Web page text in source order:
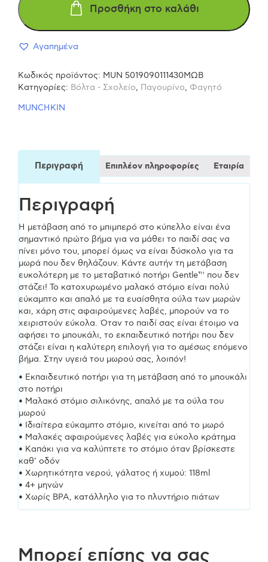
CUP
118ml
με
-
ΜΩΒ
ποσότητα
Προσθήκη στο καλάθι
Αγαπημένα
Κωδικός προϊόντος: MUN 5019090111430MΩΒ
Κατηγορίες: Βόλτα - Σχολείο, Παγουρίνο, Φαγητό
MUNCHKIN
Περιγραφή Επιπλέον πληροφορίες Εταιρία
Περιγραφή
Η μετάβαση από το μπιμπερό στο κύπελλο είναι ένα
σημαντικό πρώτο βήμα για να μάθει το παιδί σας να
πίνει μόνο του, μπορεί όμως να είναι δύσκολο για τα
μωρά που δεν θηλάζουν. Κάντε αυτήν τη μετάβαση
ευκολότερη με το μεταβατικό ποτήρι Gentle™ που δεν
στάζει! Το κατοχυρωμένο μαλακό στόμιο είναι πολύ
εύκαμπτο και απαλό με τα ευαίσθητα ούλα των μωρών
και, χάρη στις αφαιρούμενες λαβές, μπορούν να το
χειριστούν εύκολα. Όταν το παιδί σας είναι έτοιμο να
αφήσει το μπουκάλι, το εκπαιδευτικό ποτήρι που δεν
στάζει είναι η καλύτερη επιλογή για το αμέσως επόμενο
βήμα. Στην υγειά του μωρού σας, λοιπόν!
• Εκπαιδευτικό ποτήρι για τη μετάβαση από το μπουκάλι
στο ποτήρι
• Μαλακό στόμιο σιλικόνης, απαλό με τα ούλα του
μωρού
• Ιδιαίτερα εύκαμπτο στόμιο, κινείται από το μωρό
• Μαλακές αφαιρούμενες λαβές για εύκολο κράτημα
• Καπάκι για να καλύπτετε το στόμιο όταν βρίσκεστε
καθ’ οδόν
• Χωρητικότητα νερού, γάλατος ή χυμού: 118ml
• 4+ μηνών
• Χωρίς BPA, κατάλληλο για το πλυντήριο πιάτων
Μπορεί επίσης να σας